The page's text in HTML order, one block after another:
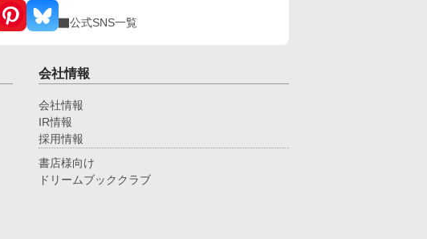
公式SNS一覧
会社情報
会社情報
IR情報
採用情報
書店様向け
ドリームブッククラブ